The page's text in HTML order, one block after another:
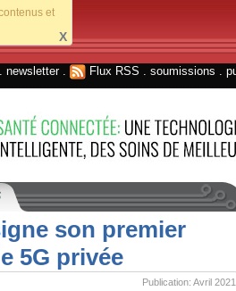
et
X
newsletter. Flux RSS soumissions
son premier
5G privée
Publication: Avril 2021